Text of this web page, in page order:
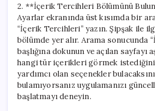
2. **İçerik Tercihleri Bölümünü
Ayarlar ekranında üst kısımda bir
“İçerik Tercihleri” yazın. Şipşak ile
bölümde yer alır. Arama sonucunda
başlığına dokunun ve açılan sayfayı
hangi tür içerikleri görmek
yardımcı olan seçenekler
bulamıyorsanız uygulamanızı
başlatmayı deneyin.